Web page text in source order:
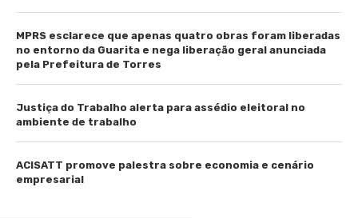
MPRS esclarece que apenas quatro obras foram liberadas
no entorno da Guarita e nega liberação geral anunciada
pela Prefeitura de Torres
Justiça do Trabalho alerta para assédio eleitoral no
ambiente de trabalho
ACISATT promove palestra sobre economia e cenário
empresarial